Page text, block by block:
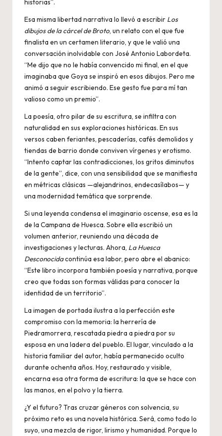
historias”.
Esa misma libertad narrativa lo llevó a escribir Los
dibujos de la cárcel de Broto, un relato con el que fue
finalista en un certamen literario, y que le valió una
conversación inolvidable con José Antonio Labordeta.
“Me dijo que no le había convencido mi final, en el que
imaginaba que Goya se inspiró en esos dibujos. Pero me
animó a seguir escribiendo. Ese gesto fue para mí tan
valioso como un premio”.
La poesía, otro pilar de su escritura, se infiltra con
naturalidad en sus exploraciones históricas. En sus
versos caben feriantes, pescaderías, cafés demolidos y
tiendas de barrio donde conviven vírgenes y erotismo.
“Intento captar las contradicciones, los gritos diminutos
de la gente”, dice, con una sensibilidad que se manifiesta
en métricas clásicas —alejandrinos, endecasílabos— y
una modernidad temática que sorprende.
Si una leyenda condensa el imaginario oscense, esa es la
de la Campana de Huesca. Sobre ella escribió un
volumen anterior, reuniendo una década de
investigaciones y lecturas. Ahora, La Huesca
Desconocidacontinúa esa labor, pero abre el abanico:
“Este libro incorpora también poesía y narrativa, porque
creo que todas son formas válidas para conocer la
identidad de un territorio”.
La imagen de portada ilustra a la perfección este
compromiso con la memoria: la herrería de
Piedramorrera, rescatada piedra a piedra por su
esposa en una ladera del pueblo. El lugar, vinculado a la
historia familiar del autor, había permanecido oculto
durante ochenta años. Hoy, restaurado y visible,
encarna esa otra forma de escritura: la que se hace con
las manos, en el polvo y la tierra.
¿Y el futuro? Tras cruzar géneros con solvencia, su
próximo reto es una novela histórica. Será, como todo lo
suyo, una mezcla de rigor, lirismo y humanidad. Porque lo